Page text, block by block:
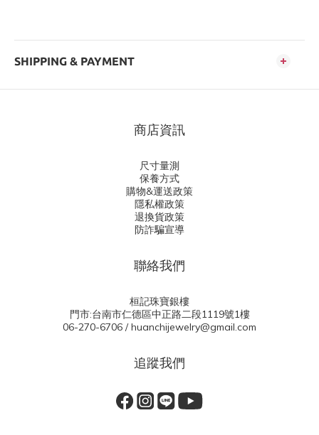
SHIPPING & PAYMENT
商店資訊
尺寸量測
保養方式
購物&運送政策
隱私權政策
退換貨政策
防詐騙宣導
聯絡我們
桓記珠寶銀樓
門市:台南市仁德區中正路二段1119號1樓
06-270-6706 / huanchijewelry@gmail.com
追蹤我們